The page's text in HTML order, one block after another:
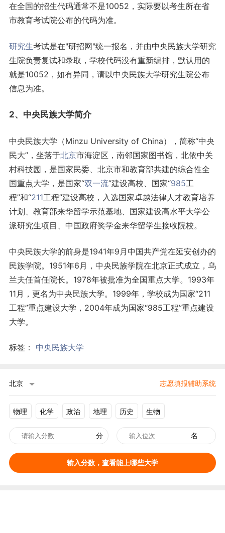
在全国的招生代码通常不是10052，实际要以考生所在省
市教育考试院公布的代码为准。
研究生考试是在"研招网"统一报名，并由中央民族大学研究
生院负责复试和录取，学校代码没有重新编排，默认用的
就是10052，如有异同，请以中央民族大学研究生院公布
信息为准。
2、中央民族大学简介
中央民族大学（Minzu University of China），简称“中央
民大”，坐落于北京市海淀区，南邻国家图书馆，北依中关
村科技园，是国家民委、北京市和教育部共建的综合性全
国重点大学，是国家“双一流”建设高校、国家“985工
程”和“211工程”建设高校，入选国家卓越法律人才教育培养
计划、教育部来华留学示范基地、国家建设高水平大学公
派研究生项目、中国政府奖学金来华留学生接收院校。
中央民族大学的前身是1941年9月中国共产党在延安创办的
民族学院。1951年6月，中央民族学院在北京正式成立，乌
兰夫任首任院长。1978年被批准为全国重点大学。1993年
11月，更名为中央民族大学。1999年，学校成为国家“211
工程”重点建设大学，2004年成为国家“985工程”重点建设
大学。
标签： 中央民族大学
北京 志愿填报辅助系统
物理 化学 政治 地理 历史 生物
分 名
输入分数，查看能上哪些大学